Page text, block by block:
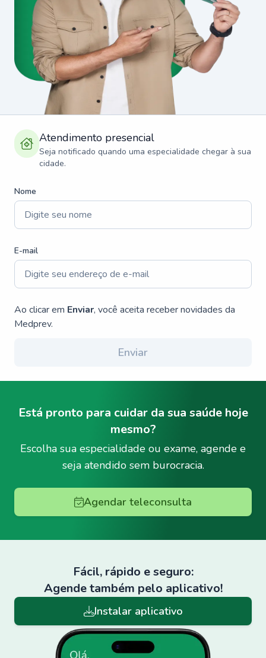
Atendimento presencial
Seja notificado quando uma especialidade chegar à sua
cidade.
Nome
E-mail
Ao clicar em Enviar, você aceita receber novidades da
Medprev.
Enviar
Está pronto para cuidar da sua saúde hoje
mesmo?
Escolha sua especialidade ou exame, agende e
seja atendido sem burocracia.
Agendar teleconsulta
Fácil, rápido e seguro:
Agende também pelo aplicativo!
Instalar aplicativo